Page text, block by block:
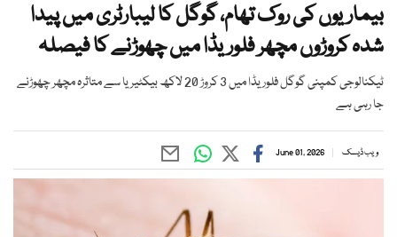
بیماریوں کی روک تھام، گوگل کا لیبارٹری میں پیدا
شدہ کروڑوں مچھر فلوریڈا میں چھوڑنے کا فیصلہ
ٹیکنالوجی کمپنی گوگل فلوریڈا میں 3 کروڑ 20 لاکھ بیکٹیریا سے متاثرہ مچھر چھوڑنے
جا رہی ہے
ویب ڈیسک June 01, 2026